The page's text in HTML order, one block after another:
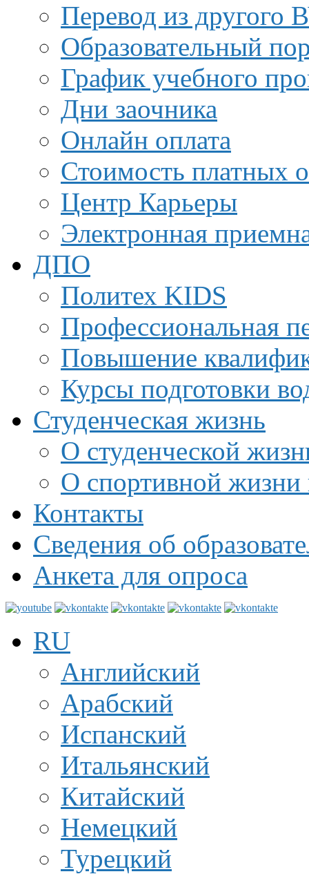
Перевод из другого
Образовательный
График учебного
Дни заочника
Онлайн оплата
Стоимость платных
Центр Карьеры
Электронная
ДПО
Политех KIDS
Профессиональная
Повышение
Курсы подготовки
Студенческая жизнь
О студенческой
О спортивной жизни
Контакты
Сведения об
Анкета для опроса
RU
Английский
Арабский
Испанский
Итальянский
Китайский
Немецкий
Турецкий